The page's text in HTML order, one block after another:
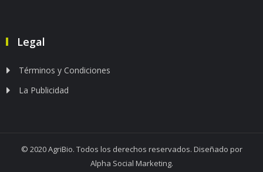
Legal
Términos y Condiciones
La Publicidad
© 2020 AgriBio. Todos los derechos reservados. Diseñado por
Alpha Social Marketing.